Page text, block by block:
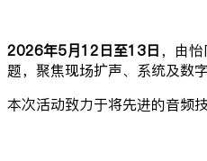
2026年5月12日至13日，由
题，聚焦现场扩声、系统及数
本次活动致力于将先进的音频